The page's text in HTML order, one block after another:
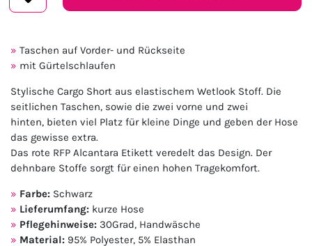
Taschen auf Vorder- und Rückseite
mit Gürtelschlaufen
Stylische Cargo Short aus elastischem Wetlook Stoff. Die
seitlichen Taschen, sowie die zwei vorne und zwei
hinten, bieten viel Platz für kleine Dinge und geben der Hose
das gewisse extra.
Das rote RFP Alcantara Etikett veredelt das Design. Der
dehnbare Stoffe sorgt für einen hohen Tragekomfort.
Farbe: Schwarz
Lieferumfang: kurze Hose
Pflegehinweise: 30Grad, Handwäsche
Material: 95% Polyester, 5% Elasthan